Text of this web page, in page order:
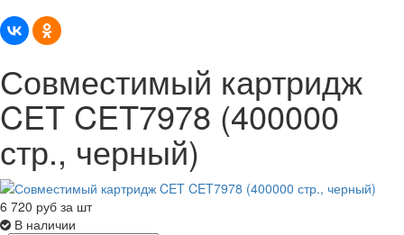
Совместимый картридж
CET CET7978 (400000
стр., черный)
6 720 руб за шт
В наличии